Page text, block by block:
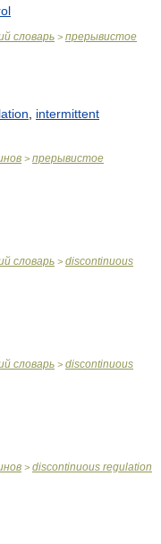
словарь > прерывистое
intermittent
> прерывистое
словарь > discontinuous
словарь > discontinuous
> discontinuous regulation